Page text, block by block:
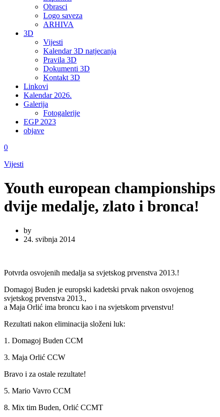
Obrasci
Logo saveza
ARHIVA
3D
Vijesti
Kalendar 3D natjecanja
Pravila 3D
Dokumenti 3D
Kontakt 3D
Linkovi
Kalendar 2026.
Galerija
Fotogalerije
EGP 2023
objave
0
Vijesti
Youth european championships
dvije medalje, zlato i bronca!
by
24. svibnja 2014
Potvrda osvojenih medalja sa svjetskog prvenstva 2013.!
Domagoj Buden je europski kadetski prvak nakon osvojenog
svjetskog prvenstva 2013.,
a Maja Orlić ima broncu kao i na svjetskom prvenstvu!
Rezultati nakon eliminacija složeni luk:
1. Domagoj Buden CCM
3. Maja Orlić CCW
Bravo i za ostale rezultate!
5. Mario Vavro CCM
8. Mix tim Buden, Orlić CCMT